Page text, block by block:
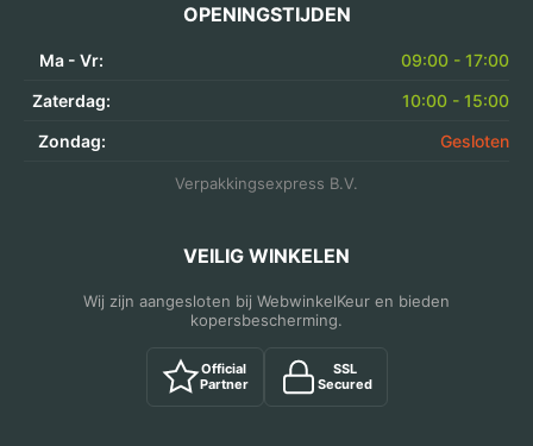
OPENINGSTIJDEN
Ma - Vr:
09:00 - 17:00
Zaterdag:
10:00 - 15:00
Zondag:
Gesloten
Verpakkingsexpress B.V.
VEILIG WINKELEN
Wij zijn aangesloten bij WebwinkelKeur en bieden
kopersbescherming.
Official
Partner
SSL
Secured